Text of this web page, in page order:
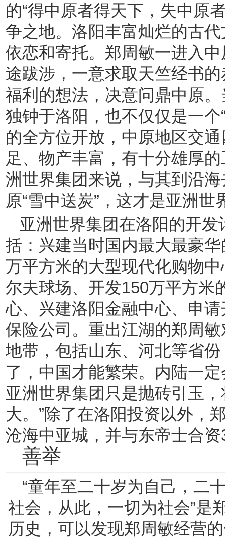
的“得中原者得天下，失中原
争之地。洛阳丰富灿烂的古
依恋和寄托。郑周敏一进入
途跋涉，一意求取天竺经书
福利的想法，决意问鼎中原
独钟于洛阳，也不仅仅是一
的全方位开放，中原地区交
足、物产丰富，有十分雄厚
洲世界集团来说，与其到沿
原“雪中送炭”，这才是亚洲
亚洲世界集团在洛阳的开
括：兴建当时国内最大最豪
万平方米的大型现代化购物
尔夫球场、开发150万平方米
心、兴建洛阳金融中心、申
保险公司。重出江湖的郑周
地带，包括山东、河北等省
了，中国才能繁荣。内陆一
亚洲世界集团只是抛砖引玉
大。”除了在洛阳投资以外，
沧海中亚城，并与东帝士合
善举
“童年至二十岁为自己，二
社会，从此，一切为社会”是
历史，可以发现郑周敏经营